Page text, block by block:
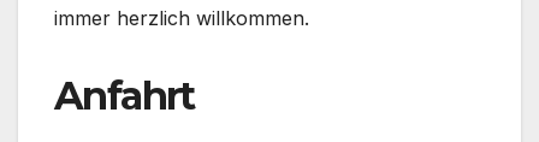
immer herzlich willkommen.
Anfahrt